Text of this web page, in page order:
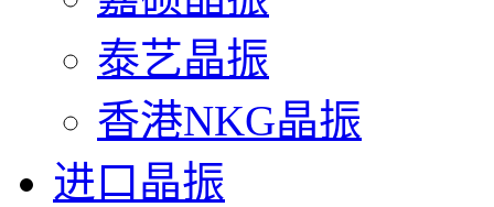
泰艺晶振
香港NKG晶振
进口晶振